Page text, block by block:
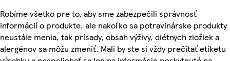
Robíme všetko pre to, aby sme zabezpečili správnosť
informácií o produkte, ale nakoľko sa potravinárske produkty
neustále menia, tak prísady, obsah výživy, diétnych zložiek a
alergénov sa môžu zmeniť. Mali by ste si vždy prečítať etiketu